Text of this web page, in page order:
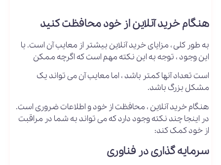
هنگام خرید آنلاین از خود محافظت کنید
به طور کلی ، مزایای خرید آنلاین بیشتر از معایب آن است. با
این وجود ، توجه به این نکته مهم است که اگرچه ممکن
است تعداد آنها کمتر باشد ، اما معایب آن می تواند یک
مشکل بزرگ باشد.
هنگام خرید آنلاین ، محافظت از خود و اطلاعات ضروری است.
در اینجا چند نکته وجود دارد که می تواند به شما در مراقبت
از خود کمک کند:
سرمایه گذاری در فناوری